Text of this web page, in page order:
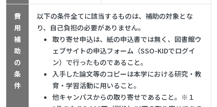
費
用
補
助
の
条
件
以下の条件全てに該当するものは、補助の対象とな
り、自己負担の必要がありません。
取り寄せ申込は、紙の申込書では無く、図書館ウ
ェブサイトの申込フォーム（SSO-KIDでログイ
ン）で行ったものであること。
入手した論文等のコピーは本学における研究・教
育・学習活動に用いること。
他キャンパスからの取り寄せであること。※１